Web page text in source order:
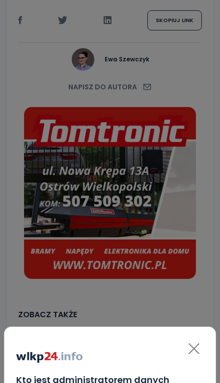
Kto jest administratorem danych
SKOPIUJ LINK
Ewa Szewczyk
NAPISZ DO AUTORA
ZOBACZ TAKŻE
0
Jak prawidłowo kosić trawę w…